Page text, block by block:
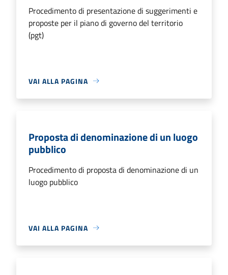
Procedimento di presentazione di suggerimenti e
proposte per il piano di governo del territorio
(pgt)
VAI ALLA PAGINA
Proposta di denominazione di un luogo
pubblico
Procedimento di proposta di denominazione di un
luogo pubblico
VAI ALLA PAGINA